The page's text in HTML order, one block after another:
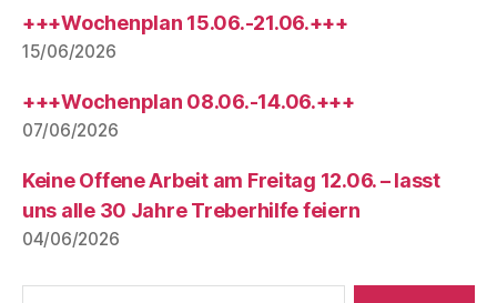
+++Wochenplan 15.06.-21.06.+++
15/06/2026
+++Wochenplan 08.06.-14.06.+++
07/06/2026
Keine Offene Arbeit am Freitag 12.06. – lasst
uns alle 30 Jahre Treberhilfe feiern
04/06/2026